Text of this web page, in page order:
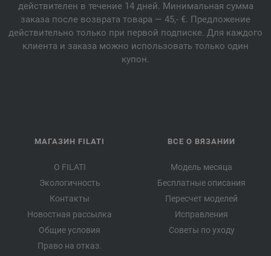
действителен в течение 14 дней. Минимальная сумма
заказа после возврата товара — 45,- €. Предложение
действительно только при первой подписке. Для каждого
клиента и заказа можно использовать только один
купон.
МАГАЗИН FILATI
О FILATI
Экологичность
Контакты
Новостная рассылка
Общие условия
Право на отказ.
ВСЕ О ВЯЗАНИИ
Модель месяца
Бесплатные описания
Пересчет моделей
Исправления
Советы по уходу